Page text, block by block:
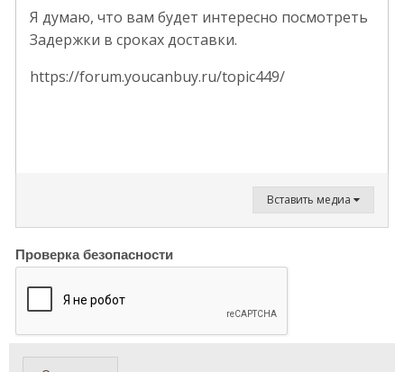
Я думаю, что вам будет интересно посмотреть
Задержки в сроках доставки.
https://forum.youcanbuy.ru/topic449/
Вставить медиа
Проверка безопасности